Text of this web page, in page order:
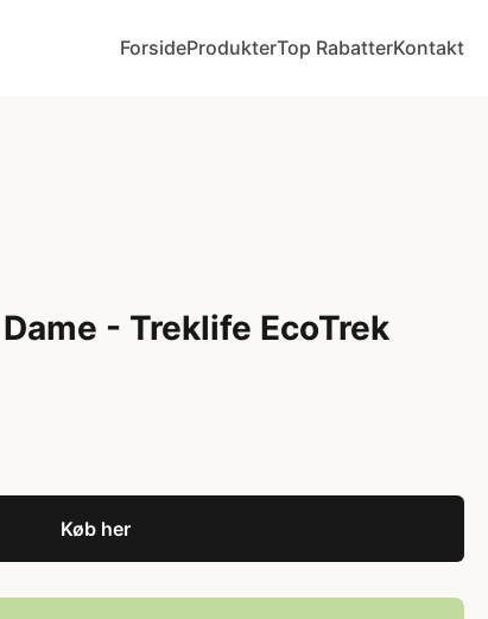
ForsideProdukterTop RabatterKontakt
- Treklife EcoTrek
Køb her